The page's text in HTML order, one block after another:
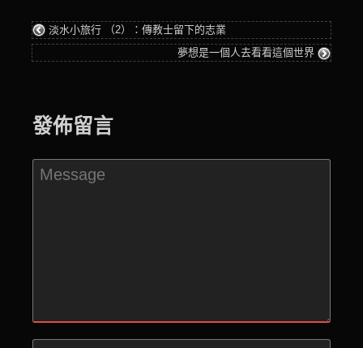
淡水小旅行 （2）：傳教士留下的志業
夢想是一個人去看看這個世界
發佈留言